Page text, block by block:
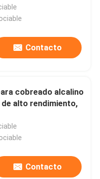
Contacto
cobreado alcalino
alto rendimiento,
Contacto